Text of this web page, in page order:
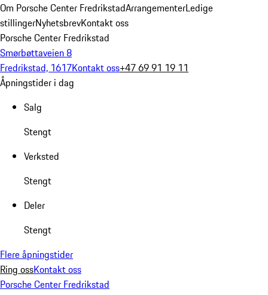
Om Porsche Center FredrikstadArrangementerLedige
stillingerNyhetsbrevKontakt oss
Porsche Center Fredrikstad
Smørbøttaveien 8
Fredrikstad, 1617Kontakt oss+47 69 91 19 11
Åpningstider i dag
Salg
Stengt
Verksted
Stengt
Deler
Stengt
Flere åpningstider
Ring ossKontakt oss
Porsche Center Fredrikstad